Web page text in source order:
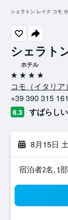
シェラト
ホテル
4つ星
コモ​（イタリア​）​
+39 390 315 161
8.3 すばらしい
8月15日
宿泊者2名, 1​
シェラトン レイク コモ